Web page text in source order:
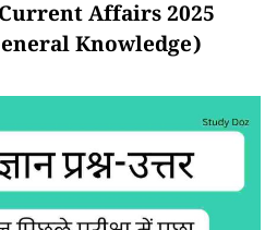
Affairs 2025
General Knowledge)